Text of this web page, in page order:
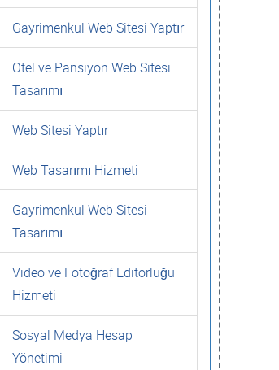
Gayrimenkul Web Sitesi Yaptır
Otel ve Pansiyon Web Sitesi
Tasarımı
Web Sitesi Yaptır
Web Tasarımı Hizmeti
Gayrimenkul Web Sitesi
Tasarımı
Video ve Fotoğraf Editörlüğü
Hizmeti
Sosyal Medya Hesap
Yönetimi